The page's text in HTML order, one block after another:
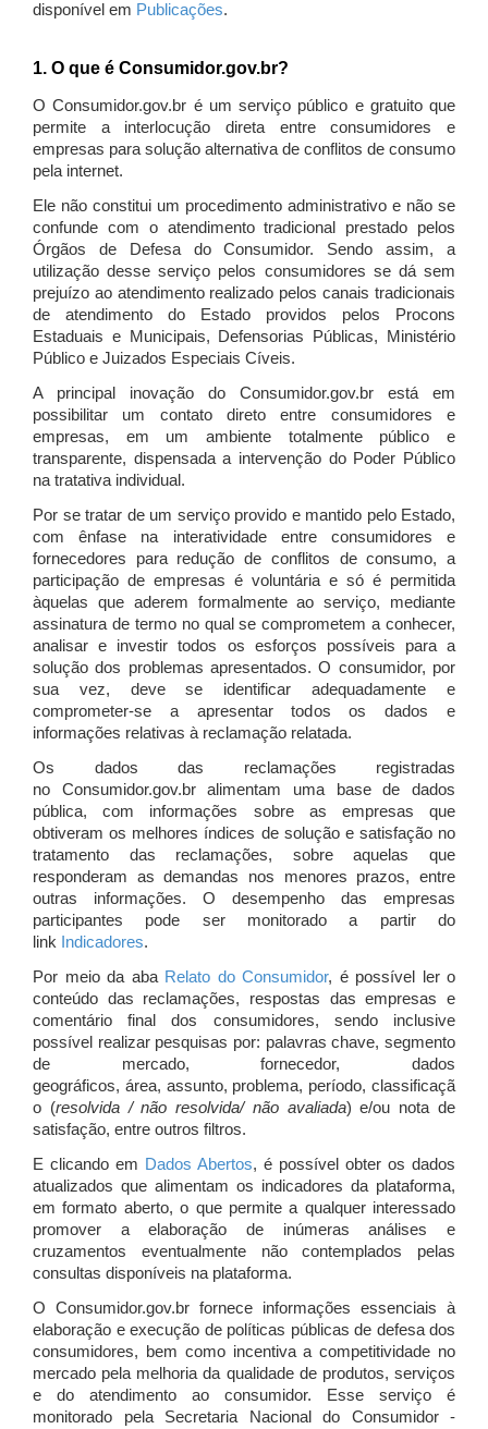
disponível em Publicações.
1. O que é Consumidor.gov.br?
O Consumidor.gov.br é um serviço público e gratuito que
permite a interlocução direta entre consumidores e
empresas para solução alternativa de conflitos de consumo
pela internet.
Ele não constitui um procedimento administrativo e não se
confunde com o atendimento tradicional prestado pelos
Órgãos de Defesa do Consumidor. Sendo assim, a
utilização desse serviço pelos consumidores se dá sem
prejuízo ao atendimento realizado pelos canais tradicionais
de atendimento do Estado providos pelos Procons
Estaduais e Municipais, Defensorias Públicas, Ministério
Público e Juizados Especiais Cíveis.
A principal inovação do Consumidor.gov.br está em
possibilitar um contato direto entre consumidores e
empresas, em um ambiente totalmente público e
transparente, dispensada a intervenção do Poder Público
na tratativa individual.
Por se tratar de um serviço provido e mantido pelo Estado,
com ênfase na interatividade entre consumidores e
fornecedores para redução de conflitos de consumo, a
participação de empresas é voluntária e só é permitida
àquelas que aderem formalmente ao serviço, mediante
assinatura de termo no qual se comprometem a conhecer,
analisar e investir todos os esforços possíveis para a
solução dos problemas apresentados. O consumidor, por
sua vez, deve se identificar adequadamente e
comprometer-se a apresentar todos os dados e
informações relativas à reclamação relatada.
Os dados das reclamações registradas
no Consumidor.gov.br alimentam uma base de dados
pública, com informações sobre as empresas que
obtiveram os melhores índices de solução e satisfação no
tratamento das reclamações, sobre aquelas que
responderam as demandas nos menores prazos, entre
outras informações. O desempenho das empresas
participantes pode ser monitorado a partir do
link Indicadores.
Por meio da aba Relato do Consumidor, é possível ler o
conteúdo das reclamações, respostas das empresas e
comentário final dos consumidores, sendo inclusive
possível realizar pesquisas por: palavras chave, segmento
de mercado, fornecedor, dados
geográficos, área, assunto, problema, período, classificaçã
o (resolvida / não resolvida/ não avaliada) e/ou nota de
satisfação, entre outros filtros.
E clicando em Dados Abertos, é possível obter os dados
atualizados que alimentam os indicadores da plataforma,
em formato aberto, o que permite a qualquer interessado
promover a elaboração de inúmeras análises e
cruzamentos eventualmente não contemplados pelas
consultas disponíveis na plataforma.
O Consumidor.gov.br fornece informações essenciais à
elaboração e execução de políticas públicas de defesa dos
consumidores, bem como incentiva a competitividade no
mercado pela melhoria da qualidade de produtos, serviços
e do atendimento ao consumidor. Esse serviço é
monitorado pela Secretaria Nacional do Consumidor -